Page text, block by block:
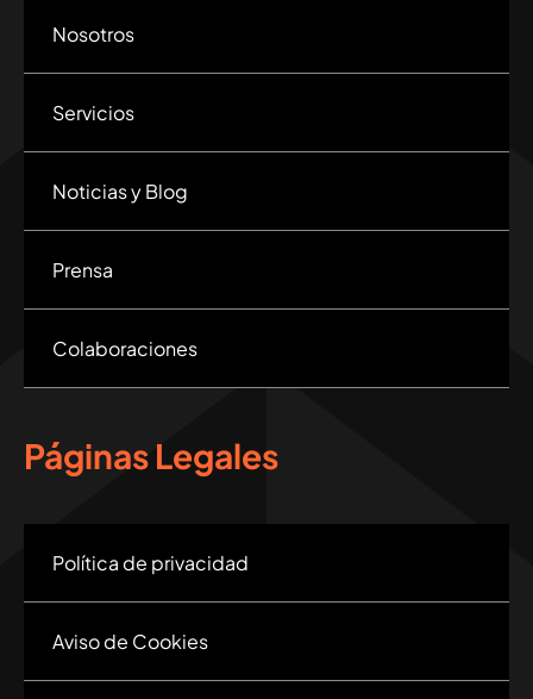
Nosotros
Servicios
Noticias y Blog
Prensa
Colaboraciones
Páginas Legales
Política de privacidad
Aviso de Cookies